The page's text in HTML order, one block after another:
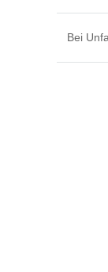
Bei